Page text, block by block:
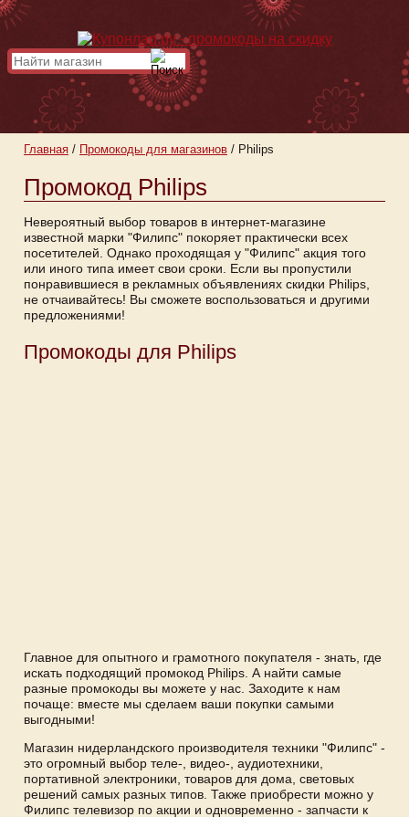
Главная / Промокоды для магазинов / Philips
Промокод Philips
Невероятный выбор товаров в интернет-магазине
известной марки "Филипс" покоряет практически всех
посетителей. Однако проходящая у "Филипс" акция того
или иного типа имеет свои сроки. Если вы пропустили
понравившиеся в рекламных объявлениях скидки Philips,
не отчаивайтесь! Вы сможете воспользоваться и другими
предложениями!
Промокоды для Philips
Главное для опытного и грамотного покупателя - знать, где
искать подходящий промокод Philips. А найти самые
разные промокоды вы можете у нас. Заходите к нам
почаще: вместе мы сделаем ваши покупки самыми
выгодными!
Магазин нидерландского производителя техники "Филипс" -
это огромный выбор теле-, видео-, аудиотехники,
портативной электроники, товаров для дома, световых
решений самых разных типов. Также приобрести можно у
Филипс телевизор по акции и одновременно - запчасти к